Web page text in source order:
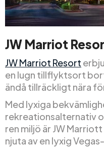
JW Marriot
JW Marriot Resort
en lugn tillflyktsort
ändå tillräckligt nära
Med lyxiga
rekreationsalternativ
ren miljö är JW
njuta av en lyxig